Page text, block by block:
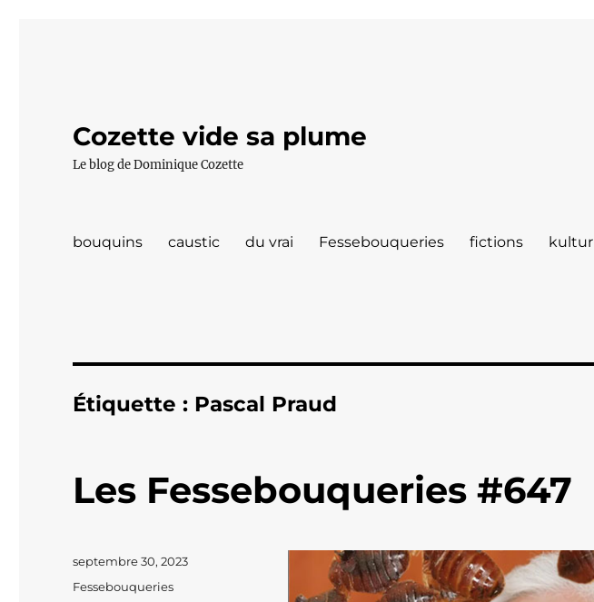
Cozette vide sa plume
Le blog de Dominique Cozette
bouquins caustic du vrai Fessebouqueries fictions kultur
Étiquette : Pascal Praud
Les Fessebouqueries #647
Publié
septembre 30, 2023
Catégories
Fessebouqueries